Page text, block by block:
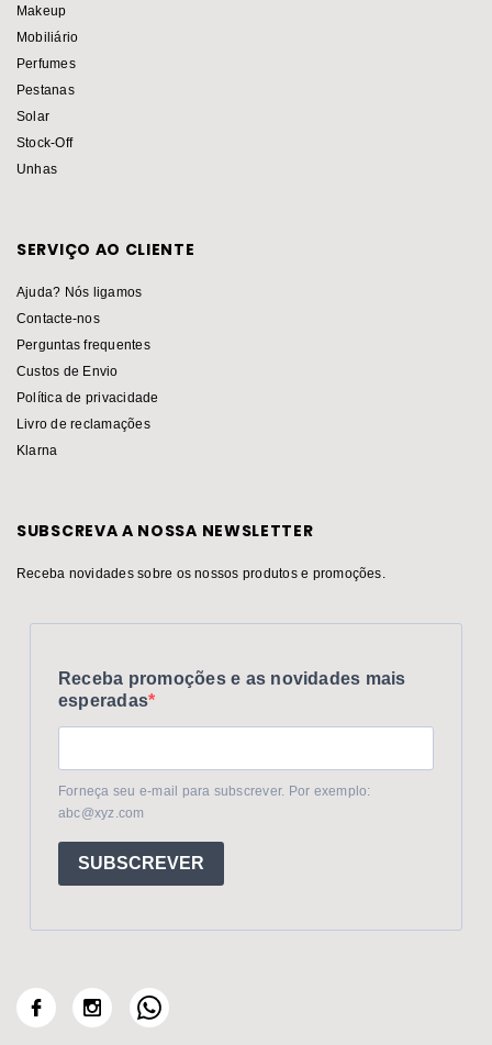
Makeup
Mobiliário
Perfumes
Pestanas
Solar
Stock-Off
Unhas
SERVIÇO AO CLIENTE
Ajuda? Nós ligamos
Contacte-nos
Perguntas frequentes
Custos de Envio
Política de privacidade
Livro de reclamações
Klarna
SUBSCREVA A NOSSA NEWSLETTER
Receba novidades sobre os nossos produtos e promoções.
Receba promoções e as novidades mais
esperadas
Forneça seu e-mail para subscrever. Por exemplo:
abc@xyz.com
SUBSCREVER